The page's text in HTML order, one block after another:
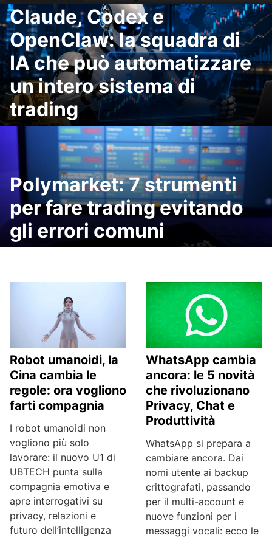
Claude, Codex e
OpenClaw: la squadra di
IA che può automatizzare
un intero sistema di
trading
Polymarket: 7 strumenti
per fare trading evitando
gli errori comuni
Robot umanoidi, la
Cina cambia le
regole: ora vogliono
farti compagnia
I robot umanoidi non
vogliono più solo
lavorare: il nuovo U1 di
UBTECH punta sulla
compagnia emotiva e
apre interrogativi su
privacy, relazioni e
futuro dell’intelligenza
WhatsApp cambia
ancora: le 5 novità
che rivoluzionano
Privacy, Chat e
Produttività
WhatsApp si prepara a
cambiare ancora. Dai
nomi utente ai backup
crittografati, passando
per il multi-account e
nuove funzioni per i
messaggi vocali: ecco le